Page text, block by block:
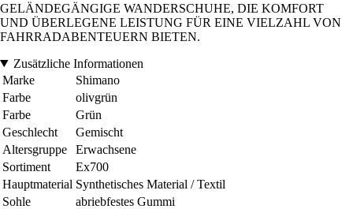
GELÄNDEGÄNGIGE WANDERSCHUHE, DIE KOMFORT
UND ÜBERLEGENE LEISTUNG FÜR EINE VIELZAHL VON
FAHRRADABENTEUERN BIETEN.
Zusätzliche Informationen
Marke
Shimano
Farbe
olivgrün
Farbe
Grün
Geschlecht
Gemischt
Altersgruppe
Erwachsene
Sortiment
Ex700
Hauptmaterial Synthetisches Material / Textil
Sohle
abriebfestes Gummi